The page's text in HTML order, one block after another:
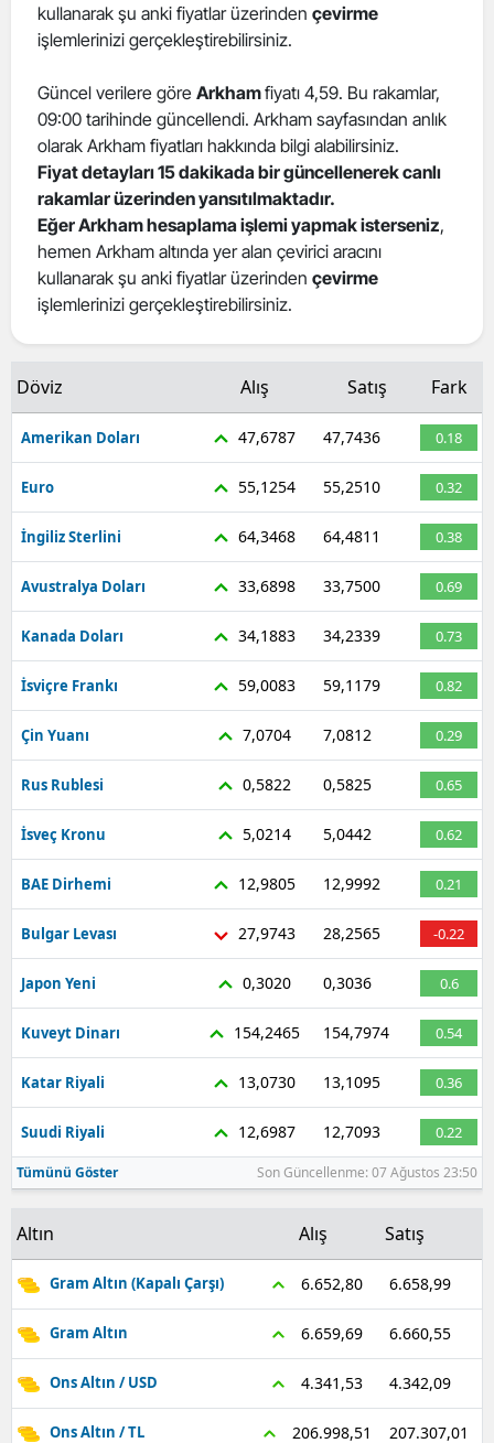
Erzurum
Eskişehir
Gaziantep
Giresun
Hakkari
Hatay
Isparta
Mersin
İstanbul
İzmir
Kastamonu
Kayseri
Kırklareli
Kocaeli
Konya
Kütahya
Malatya
Manisa
Kahramanmaraş
Muğla
Nevşehir
Niğde
Ordu
Rize
Sakarya
kullanarak şu anki fiyatlar üzerinden çevirme
işlemlerinizi gerçekleştirebilirsiniz.
Güncel verilere göre Arkhamfiyatı 4,59. Bu rakamlar,
09:00 tarihinde güncellendi. Arkham sayfasından anlık
olarak Arkham fiyatları hakkında bilgi alabilirsiniz.
Fiyat detayları 15 dakikada bir güncellenerek canlı
rakamlar üzerinden yansıtılmaktadır.
Eğer Arkham hesaplama işlemi yapmak isterseniz,
hemen Arkham altında yer alan çevirici aracını
kullanarak şu anki fiyatlar üzerinden çevirme
işlemlerinizi gerçekleştirebilirsiniz.
Döviz Alış Satış Fark
Amerikan Doları 47,6787 47,7436 0.18
Euro 55,1254 55,2510 0.32
İngiliz Sterlini 64,3468 64,4811 0.38
Avustralya Doları 33,6898 33,7500 0.69
Kanada Doları 34,1883 34,2339 0.73
İsviçre Frankı 59,0083 59,1179 0.82
Çin Yuanı 7,0704 7,0812 0.29
Rus Rublesi 0,5822 0,5825 0.65
İsveç Kronu 5,0214 5,0442 0.62
BAE Dirhemi 12,9805 12,9992 0.21
Bulgar Levası 27,9743 28,2565 -0.22
Japon Yeni 0,3020 0,3036 0.6
Kuveyt Dinarı 154,2465 154,7974 0.54
Katar Riyali 13,0730 13,1095 0.36
Suudi Riyali 12,6987 12,7093 0.22
Tümünü Göster Son Güncellenme: 07 Ağustos 23:50
Altın Alış Satış
Gram Altın (Kapalı Çarşı) 6.652,80 6.658,99
Gram Altın 6.659,69 6.660,55
Ons Altın / USD 4.341,53 4.342,09
Ons Altın / TL 206.998,51 207.307,01